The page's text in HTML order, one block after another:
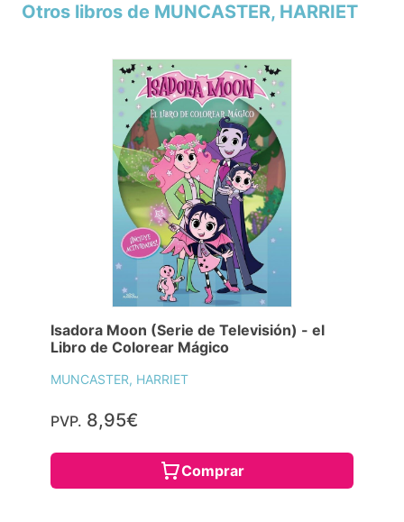
Otros libros de MUNCASTER, HARRIET
Isadora Moon (Serie de Televisión) - el
Libro de Colorear Mágico
MUNCASTER, HARRIET
PVP. 8,95€
Comprar